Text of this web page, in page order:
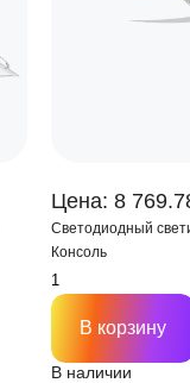
Цена: 8
Светодиодный
Консоль
В наличии
В корзину